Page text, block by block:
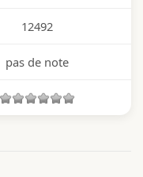
12492
pas de note